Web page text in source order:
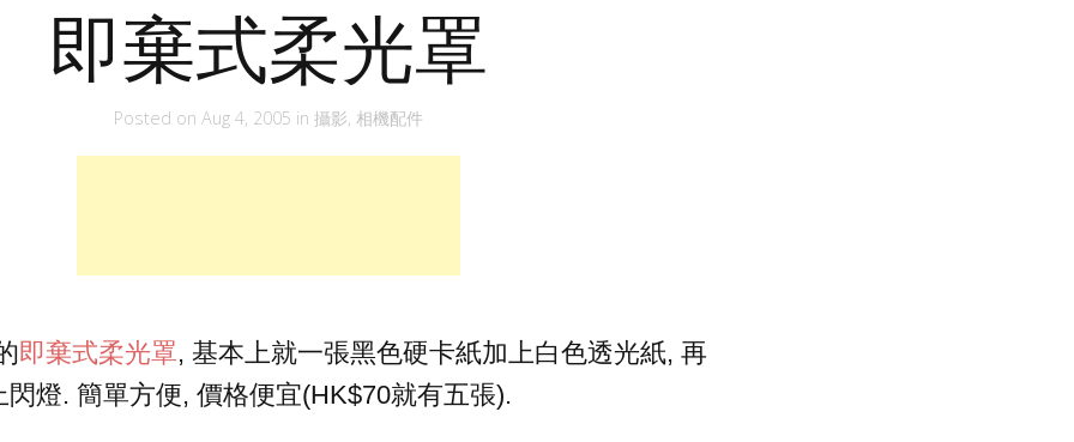
即棄式柔光罩
Posted on Aug 4, 2005 in 攝影, 相機配件
即棄式柔光罩, 基本上就一張黑色硬卡紙加上白色透光紙, 再
閃燈. 簡單方便, 價格便宜(HK$70就有五張).